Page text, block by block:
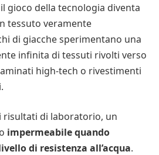
gioco della tecnologia diventa
tessuto veramente
di giacche sperimentano una
infinita di tessuti rivolti verso
high-tech o rivestimenti
risultati di laboratorio, un
impermeabile quando
di resistenza all’acqua.